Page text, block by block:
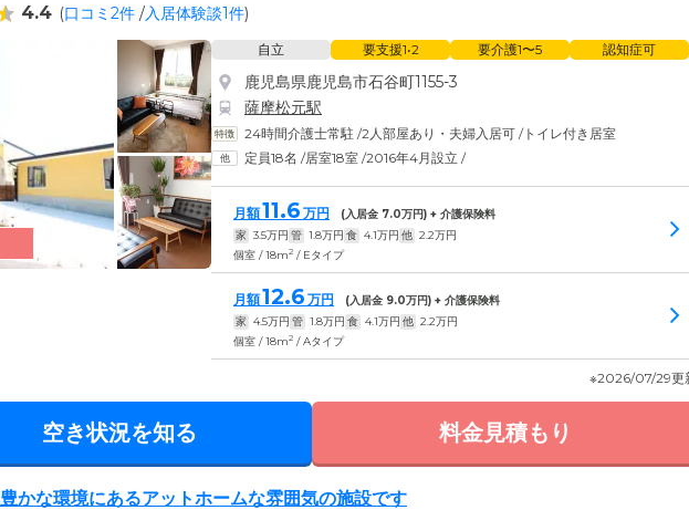
4.4 (口コミ2件 /入居体験談1件)
自立 要支援1•2 要介護1〜5 認知症可
鹿児島県鹿児島市石谷町1155-3
薩摩松元駅
24時間介護士常駐 /2人部屋あり・夫婦入居可 /トイレ付き居室
定員18名 /居室18室 /2016年4月設立 /
月額11.6 万円 (入居金 7.0万円) + 介護保険料
家 3.5万円 管 1.8万円 食 4.1万円 他 2.2万円
個室 / 18m2 / Eタイプ
月額12.6 万円 (入居金 9.0万円) + 介護保険料
家 4.5万円 管 1.8万円 食 4.1万円 他 2.2万円
個室 / 18m2 / Aタイプ
※2026/07/29更
空き状況を知る 料金見積もり
かな環境にあるアットホームな雰囲気の施設です